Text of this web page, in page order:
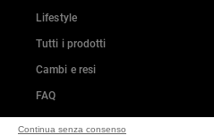
Continua senza consenso
Lifestyle
Tutti i prodotti
Cambi e resi
FAQ